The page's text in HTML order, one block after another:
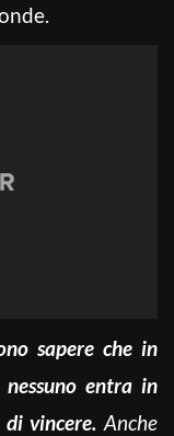
sapere che in
entra in
vincere. Anche